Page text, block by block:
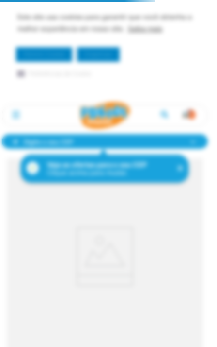
Este site usa cookies para garantir que você obtenha a
melhor experiência em nosso site.
Saiba mais
Digite o seu CEP
Veja as ofertas para o seu CEP